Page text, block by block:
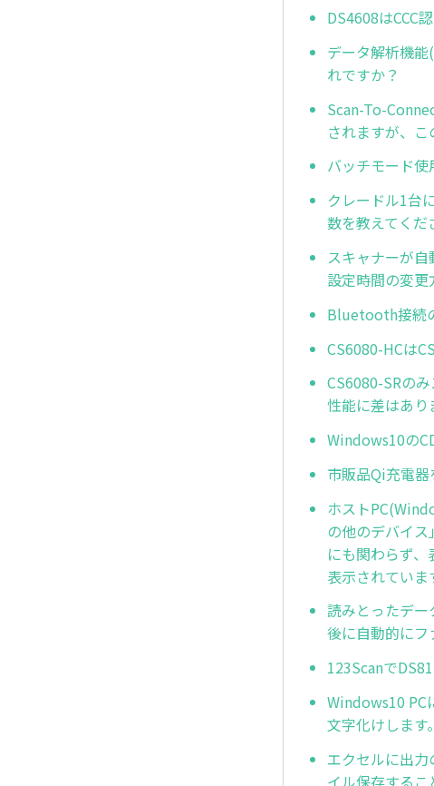
DS4608はCCC
データ解析機
れですか？
Scan-To-
されますが、こ
バッチモード使
クレードル1台
数を教えてくだ
スキャナーが
設定時間の変更
Bluetooth接続
CS6080-HCは
CS6080-SRの
性能に差はあり
Windows10の
市販品Qi充電器
ホスト
の他のデバイ
にも関わらず
表示されていま
読みとったデー
後に自動的にフ
123Scanで
Windows10 PC
文字化けします
エクセルに出
イル保存するこ